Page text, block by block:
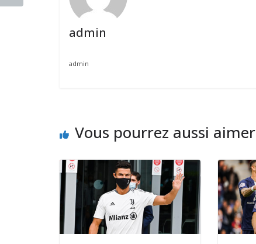
admin
admin
Vous pourrez aussi aimer